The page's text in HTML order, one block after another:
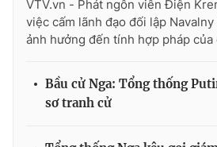
THỜI BÁO VTV
VTV.vn - Phát ngôn viên Điện
việc cấm lãnh đạo đối lập
ảnh hưởng đến tính hợp pháp của
Bầu cử Nga: Tổng thống
sơ tranh cử